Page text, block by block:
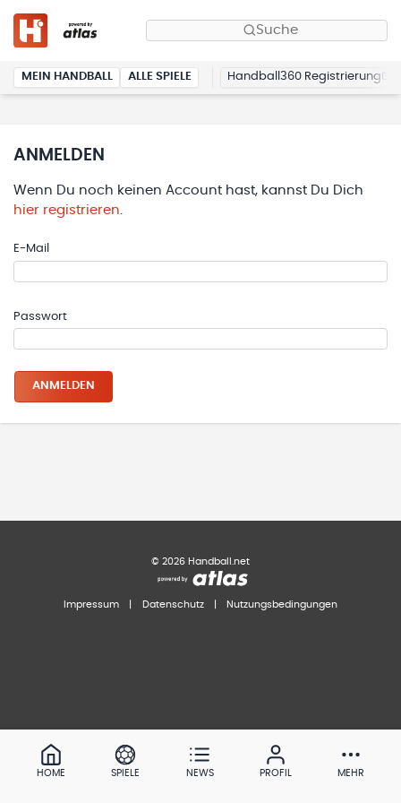
Suche
MEIN HANDBALL ALLE SPIELE Handball360 Registrierung
ANMELDEN
Wenn Du noch keinen Account hast, kannst Du Dich
hier registrieren.
E-Mail
Passwort
ANMELDEN
© 2026 Handball.net
Impressum Datenschutz Nutzungsbedingungen
HOME SPIELE NEWS PROFIL MEHR